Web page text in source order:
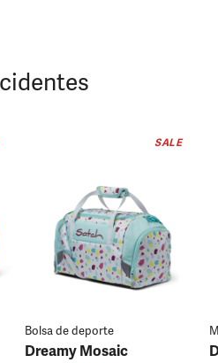
SALE
Bolsa de deporte
Dreamy Mosaic